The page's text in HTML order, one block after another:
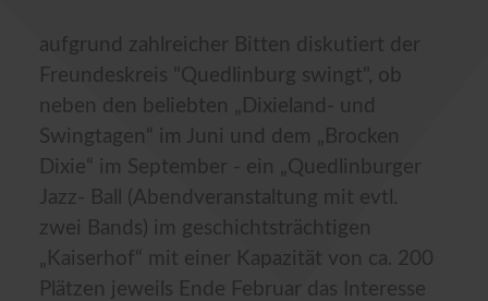
aufgrund zahlreicher Bitten diskutiert der
Freundeskreis "Quedlinburg swingt", ob
neben den beliebten „Dixieland- und
Swingtagen“ im Juni und dem „Brocken
Dixie“ im September - ein „Quedlinburger
Jazz- Ball (Abendveranstaltung mit evtl.
zwei Bands) im geschichtsträchtigen
„Kaiserhof“ mit einer Kapazität von ca. 200
Plätzen jeweils Ende Februar das Interesse